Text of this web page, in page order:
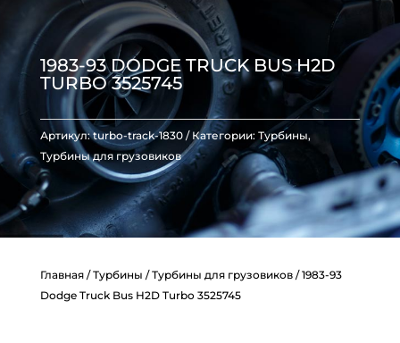
1983-93 DODGE TRUCK BUS H2D
TURBO 3525745
Артикул:turbo-track-1830 Категории: Турбины,
Турбины для грузовиков
Главная/Турбины /Турбины для грузовиков/ 1983-93
Dodge Truck Bus H2D Turbo 3525745